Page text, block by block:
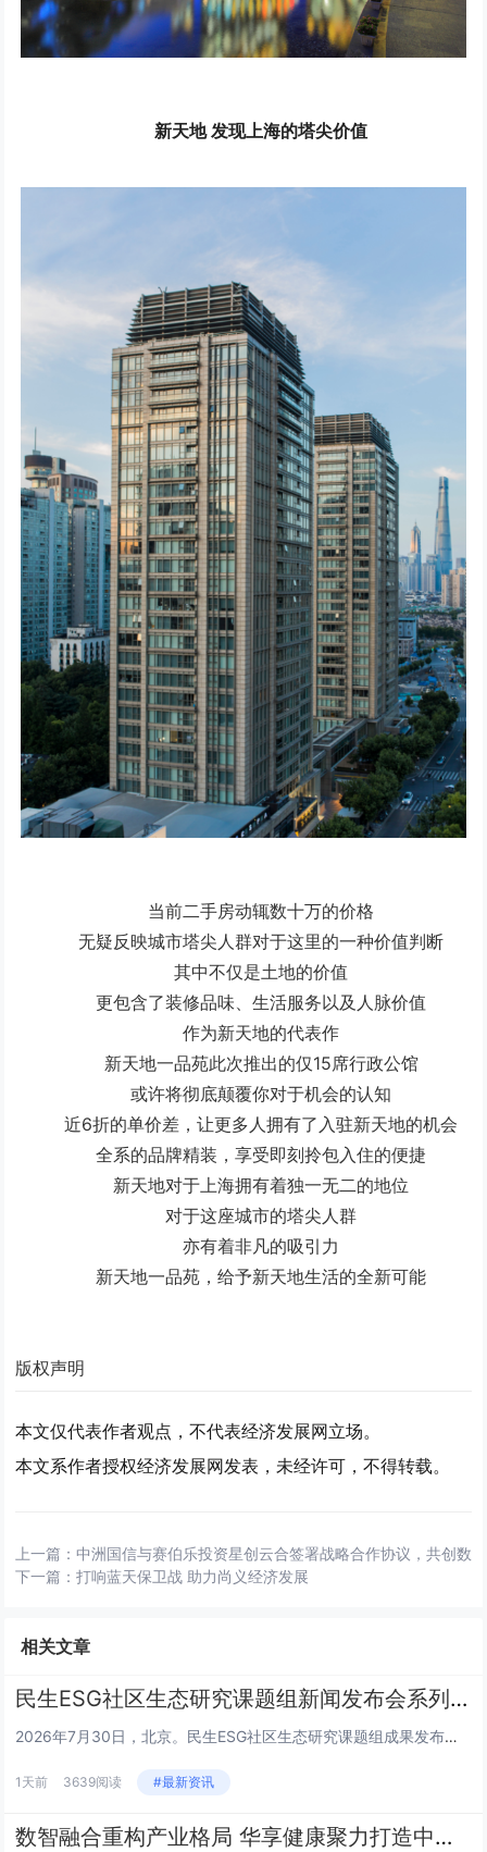
新天地 发现上海的塔尖价值
当前二手房动辄数十万的价格
无疑反映城市塔尖人群对于这里的一种价值判断
其中不仅是土地的价值
更包含了装修品味、生活服务以及人脉价值
作为新天地的代表作
新天地一品苑此次推出的仅15席行政公馆
或许将彻底颠覆你对于机会的认知
近6折的单价差，让更多人拥有了入驻新天地的机会
全系的品牌精装，享受即刻拎包入住的便捷
新天地对于上海拥有着独一无二的地位
对于这座城市的塔尖人群
亦有着非凡的吸引力
新天地一品苑，给予新天地生活的全新可能
版权声明
本文仅代表作者观点，不代表经济发展网立场。
本文系作者授权经济发展网发表，未经许可，不得转载。
上一篇：中洲国信与赛伯乐投资星创云合签署战略合作协议，共创数
下一篇：打响蓝天保卫战 助力尚义经济发展
相关文章
民生ESG社区生态研究课题组新闻发布会系列 | 王栎篇
2026年7月30日，北京。民生ESG社区生态研究课题组成果发布会上，三公平台董事长王栎就平台核心定位、建设路径及未来规...
1天前 3639阅读 #最新资讯
数智融合重构产业格局 华享健康聚力打造中医健康新生态